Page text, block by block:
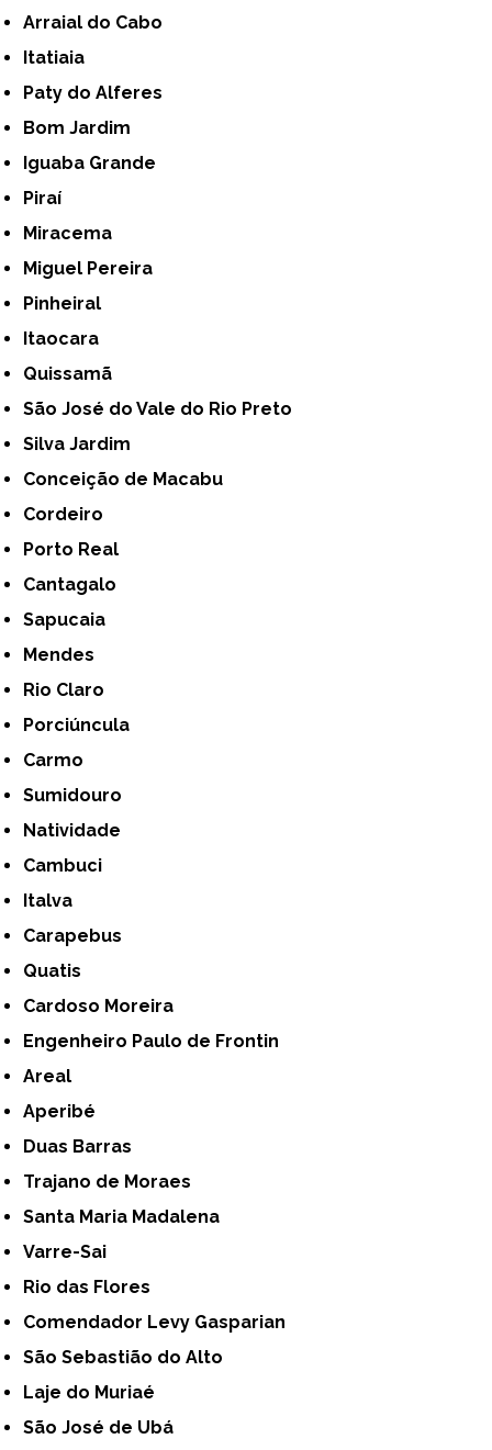
Arraial do Cabo
Itatiaia
Paty do Alferes
Bom Jardim
Iguaba Grande
Piraí
Miracema
Miguel Pereira
Pinheiral
Itaocara
Quissamã
São José do Vale do Rio Preto
Silva Jardim
Conceição de Macabu
Cordeiro
Porto Real
Cantagalo
Sapucaia
Mendes
Rio Claro
Porciúncula
Carmo
Sumidouro
Natividade
Cambuci
Italva
Carapebus
Quatis
Cardoso Moreira
Engenheiro Paulo de Frontin
Areal
Aperibé
Duas Barras
Trajano de Moraes
Santa Maria Madalena
Varre-Sai
Rio das Flores
Comendador Levy Gasparian
São Sebastião do Alto
Laje do Muriaé
São José de Ubá